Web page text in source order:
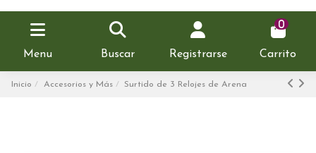
Menu Buscar Registrarse
0
Carrito
Inicio Accesorios y Más Surtido de 3 Relojes de Arena